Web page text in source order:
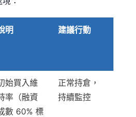
明 建議行動
始買入維
率（融資
數 60% 標
正常持倉，
持續監控